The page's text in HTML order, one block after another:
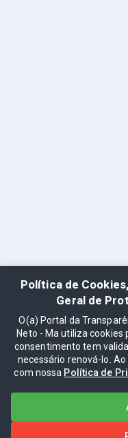
Política de
Geral de
O(a) Portal da
Neto - Ma utiliza cookies
consentimento tem
necessário renová-lo.
com nossa Política de